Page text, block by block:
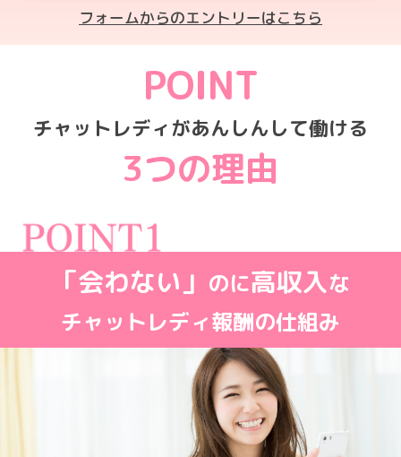
フォームからのエントリーはこちら
POINT
チャットレディがあんしんして働ける
3つの理由
「会わない」 のに高収入な
チャットレディ報酬の仕組み